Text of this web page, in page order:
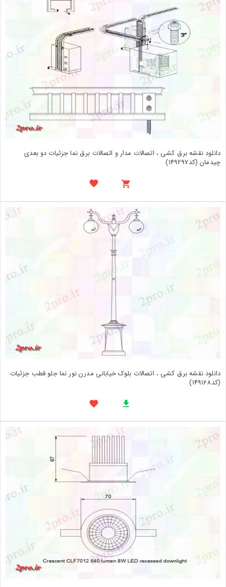
دانلود نقشه برق کشی ، اتصالات مدار و اتصالات برق نما جزئیات دو بعدی
چیدمان (کد149297)
دانلود نقشه برق کشی ، اتصالات بلوک خیابانی مدرن نور نما جلو قطب جزئیات
(کد149168)